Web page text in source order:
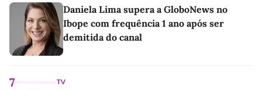
Daniela Lima supera a GloboNews no
Ibope com frequência 1 ano após ser
demitida do canal
7 TV